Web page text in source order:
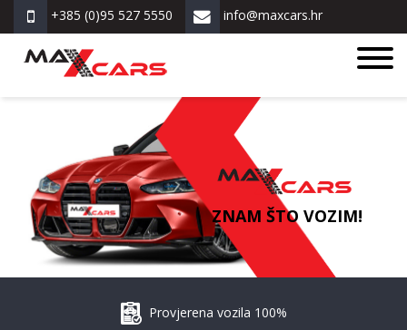
+385 (0)95 527 5550 info@maxcars.hr
ZNAM ŠTO VOZIM!
Provjerena vozila 100%